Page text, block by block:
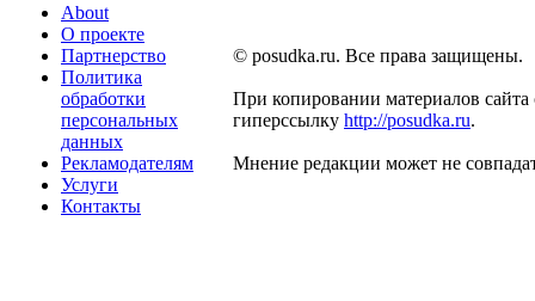
About
О проекте
Партнерство
Политика
обработки
персональных
данных
Рекламодателям
Услуги
Контакты
© posudka.ru. Все права защищены.
При копировании материалов сайта
гиперссылку http://posudka.ru.
Мнение редакции может не